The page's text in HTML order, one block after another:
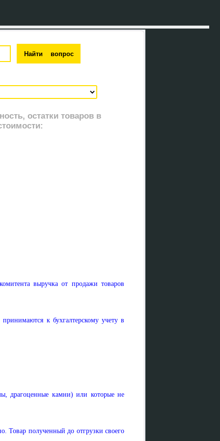
остатки товаров в
выручка от продажи товаров
к бухгалтерскому учету в
драгоценные камни) или которые не
Товар полученный до отгрузки своего